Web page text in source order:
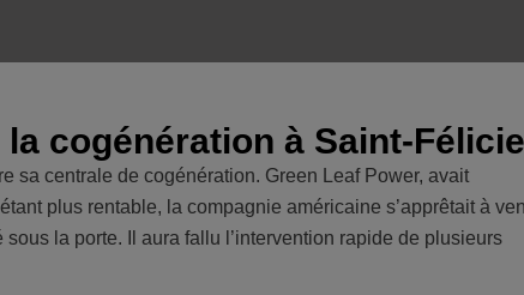
cogénération à Saint-
sa centrale de cogénération. Green Leaf Power, avait
plus rentable, la compagnie américaine s’apprêtait à
la porte. Il aura fallu l’intervention rapide de plusieurs